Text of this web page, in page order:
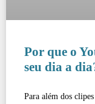
Por que o
seu dia a
Para além dos